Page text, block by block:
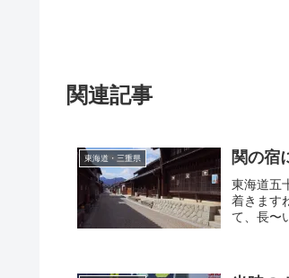
関連記事
東海道・三重県 関の宿
東海道五
着きます
て、長〜